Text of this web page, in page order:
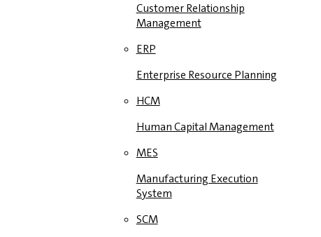
Customer Relationship
Management
ERP
Enterprise Resource Planning
HCM
Human Capital Management
MES
Manufacturing Execution
System
SCM